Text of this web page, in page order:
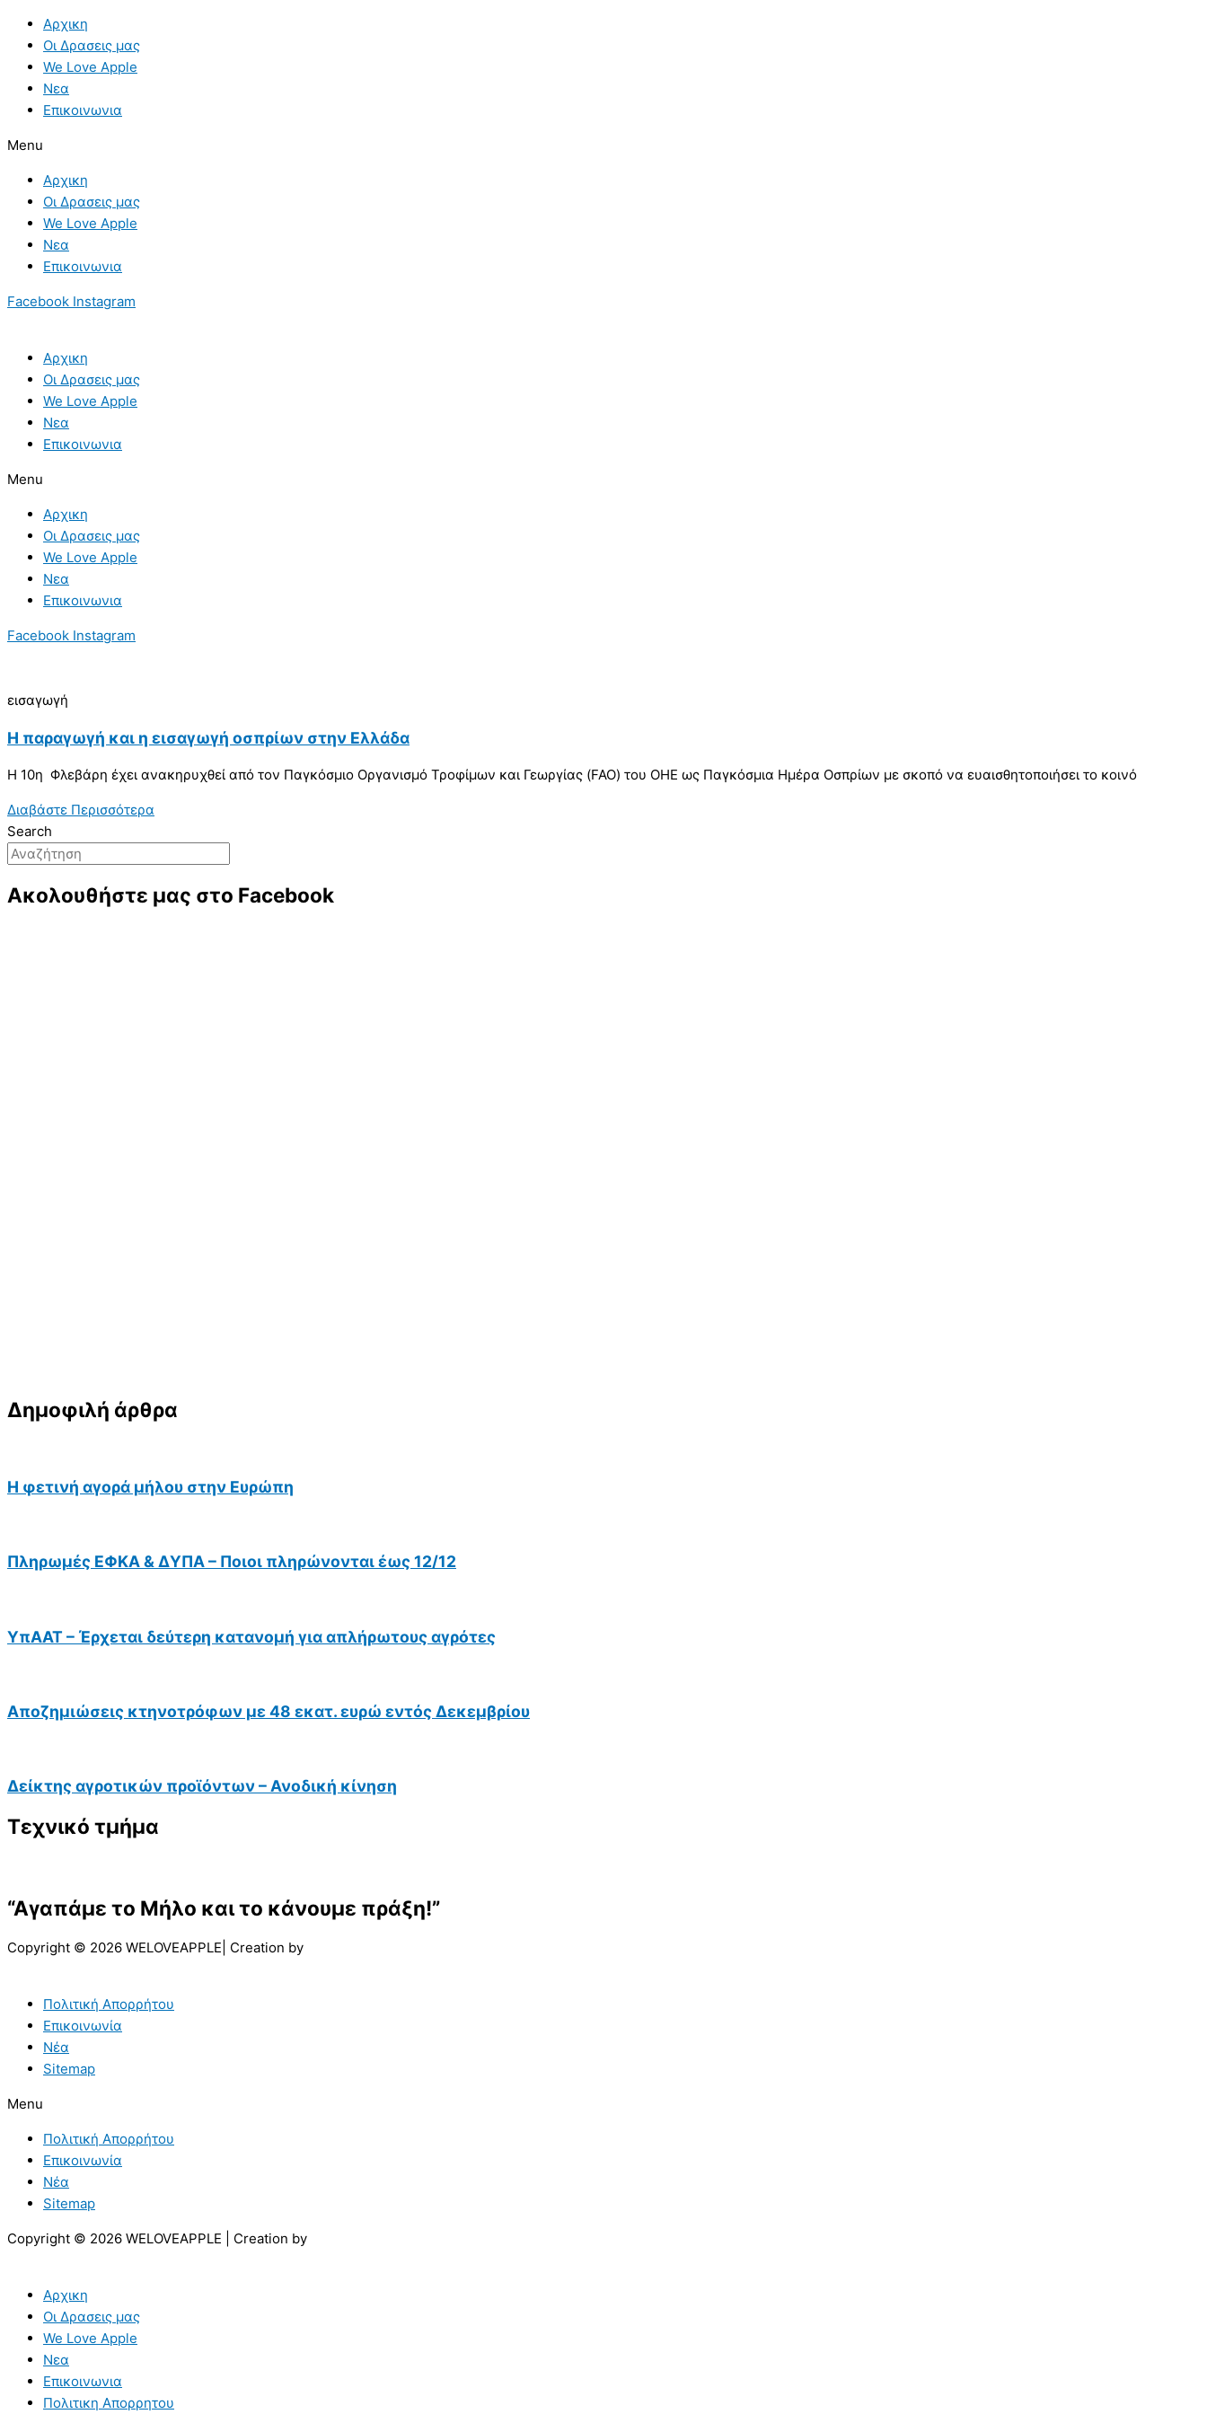
content
Αρχικη
Οι Δρασεις μας
We Love Apple
Νεα
Επικοινωνια
Menu
Αρχικη
Οι Δρασεις μας
We Love Apple
Νεα
Επικοινωνια
Facebook Instagram
Αρχικη
Οι Δρασεις μας
We Love Apple
Νεα
Επικοινωνια
Menu
Αρχικη
Οι Δρασεις μας
We Love Apple
Νεα
Επικοινωνια
Facebook Instagram
εισαγωγή
Η παραγωγή και η εισαγωγή οσπρίων στην Ελλάδα
Η 10η Φλεβάρη έχει ανακηρυχθεί από τον Παγκόσμιο Οργανισμό Τροφίμων και Γεωργίας (FAO) του ΟΗΕ ως Παγκόσμια Ημέρα Οσπρίων με σκοπό να ευαισθητοποιήσει το κοινό
Διαβάστε Περισσότερα
Search
Ακολουθήστε μας στο Facebook
Δημοφιλή άρθρα
Η φετινή αγορά μήλου στην Ευρώπη
Πληρωμές ΕΦΚΑ & ΔΥΠΑ – Ποιοι πληρώνονται έως 12/12
ΥπΑΑΤ – Έρχεται δεύτερη κατανομή για απλήρωτους αγρότες
Αποζημιώσεις κτηνοτρόφων με 48 εκατ. ευρώ εντός Δεκεμβρίου
Δείκτης αγροτικών προϊόντων – Ανοδική κίνηση
Τεχνικό τμήμα
“Αγαπάμε το Μήλο και το κάνουμε πράξη!”
Copyright © 2026 WELOVEAPPLE| Creation by
Πολιτική Απορρήτου
Επικοινωνία
Νέα
Sitemap
Menu
Πολιτική Απορρήτου
Επικοινωνία
Νέα
Sitemap
Copyright © 2026 WELOVEAPPLE | Creation by
Αρχικη
Οι Δρασεις μας
We Love Apple
Νεα
Επικοινωνια
Πολιτικη Απορρητου